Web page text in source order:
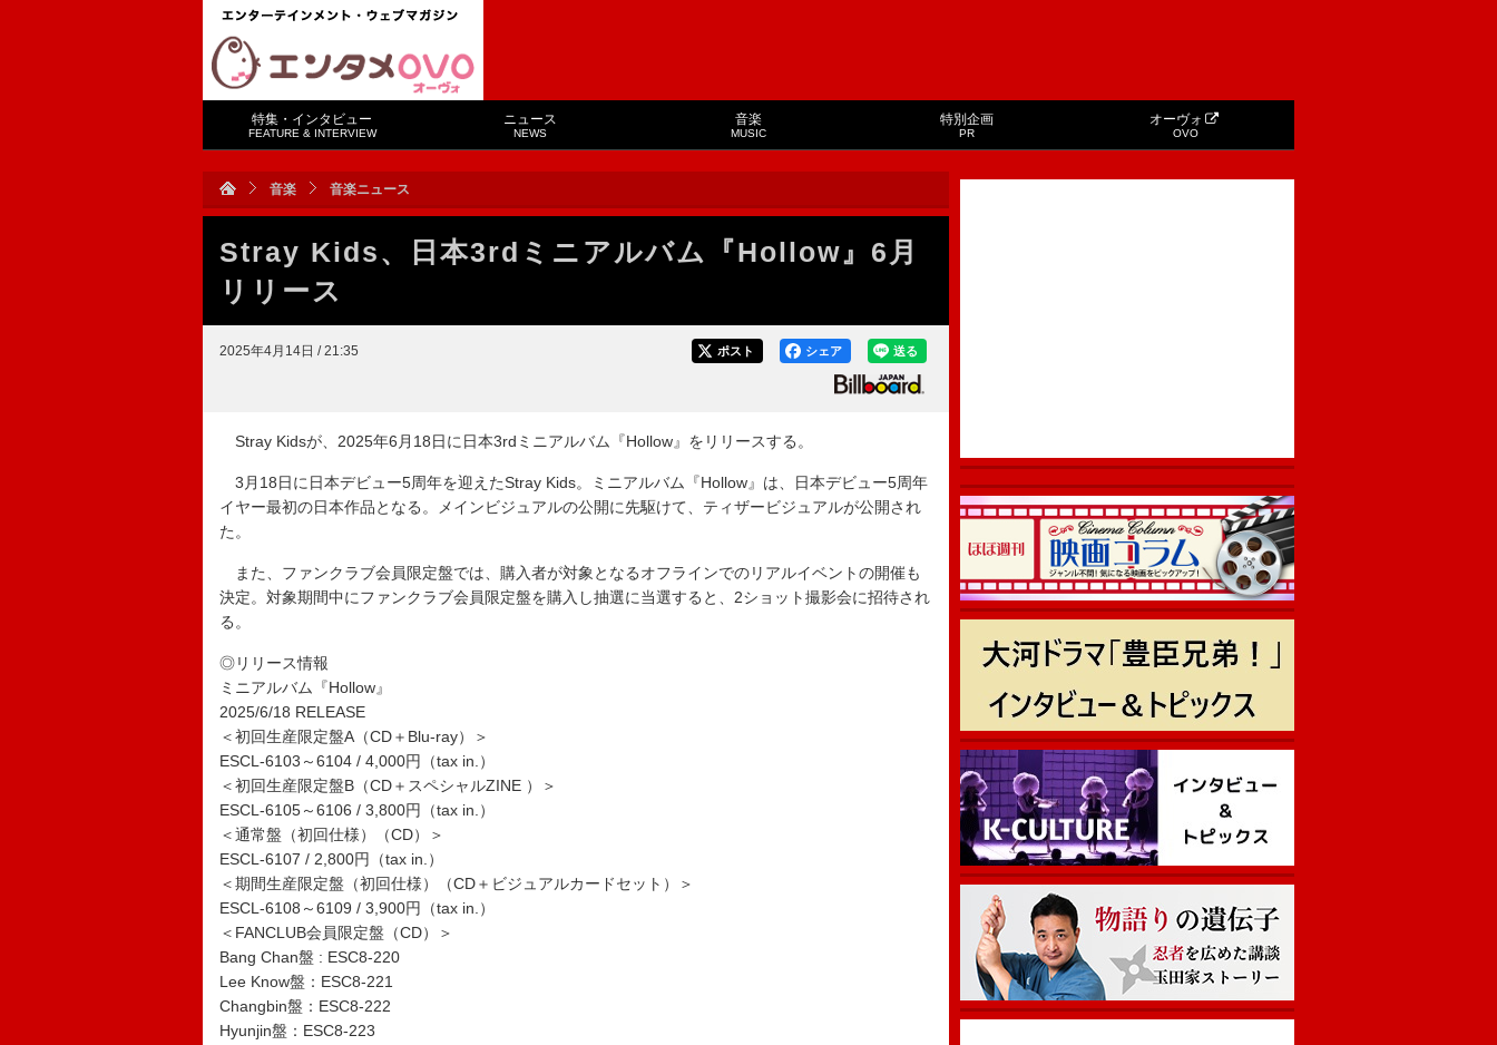
特集・インタビュー
FEATURE & INTERVIEW
ニュース
NEWS
音楽
MUSIC
特別企画
PR
オーヴォ
OVO
音楽 音楽ニュース
Stray Kids、日本3rdミニアルバム『Hollow』6月
リリース
2025年4月14日 / 21:35 送る
シェア
ポスト
Stray Kidsが、2025年6月18日に日本3rdミニアルバム『Hollow』をリリースする。
3月18日に日本デビュー5周年を迎えたStray Kids。ミニアルバム『Hollow』は、日本デビュー5周年
イヤー最初の日本作品となる。メインビジュアルの公開に先駆けて、ティザービジュアルが公開され
た。
また、ファンクラブ会員限定盤では、購入者が対象となるオフラインでのリアルイベントの開催も
決定。対象期間中にファンクラブ会員限定盤を購入し抽選に当選すると、2ショット撮影会に招待され
る。
◎リリース情報
ミニアルバム『Hollow』
2025/6/18 RELEASE
＜初回生産限定盤A（CD＋Blu-ray）＞
ESCL-6103～6104 / 4,000円（tax in.）
＜初回生産限定盤B（CD＋スペシャルZINE ）＞
ESCL-6105～6106 / 3,800円（tax in.）
＜通常盤（初回仕様）（CD）＞
ESCL-6107 / 2,800円（tax in.）
＜期間生産限定盤（初回仕様）（CD＋ビジュアルカードセット）＞
ESCL-6108～6109 / 3,900円（tax in.）
＜FANCLUB会員限定盤（CD）＞
Bang Chan盤 : ESC8-220
Lee Know盤：ESC8-221
Changbin盤：ESC8-222
Hyunjin盤：ESC8-223